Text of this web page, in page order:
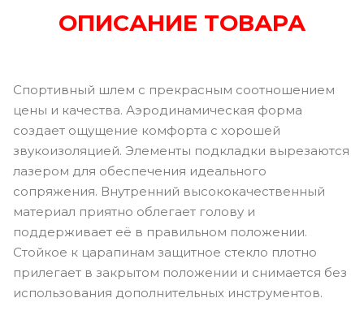
ОПИСАНИЕ ТОВАРА
Спортивный шлем с прекрасным соотношением
цены и качества. Аэродинамическая форма
создает ощущение комфорта с хорошей
звукоизоляцией. Элементы подкладки вырезаются
лазером для обеспечения идеального
сопряжения. Внутренний высококачественный
материал приятно облегает голову и
поддерживает её в правильном положении.
Стойкое к царапинам защитное стекло плотно
прилегает в закрытом положении и снимается без
использования дополнительных инструментов.